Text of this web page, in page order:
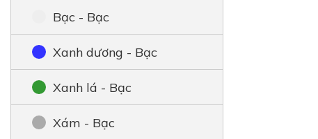
Bạc - Bạc
Xanh dương - Bạc
Xanh lá - Bạc
Xám - Bạc